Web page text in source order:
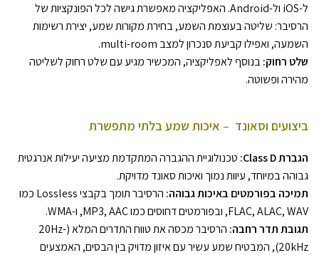
ל-iOS ול-Android. האפליקציה מאפשרת גישה לכל הפונקציות של
הרסיבר: שליטה בעוצמת השמע, בחירת מקורות שמע, יצירת רשימות
השמעה, ואפילו קביעת סנכרון למצב multi-room.
שלט רחוק:בנוסף לאפליקציה, המכשיר מגיע עם שלט רחוק לשליטה
מהירה ופשוטה.
ביצועים וסאונד – איכות שמע בלתי מתפשרת
הגברת Class D:
טכנולוגיית ההגברה המתקדמת מציעה יעילות אנרגטית
גבוהה במיוחד, עיוות נמוך ואיכות סאונד מדויקת.
תמיכה בפורמטים באיכות גבוהה:
הרסיבר תומך בקבצי Lossless כמו
FLAC, ALAC, WAV, ובפורמטים דחוסים כמו MP3, AAC, ו-WMA.
תגובת תדר רחבה:
הרסיבר מכסה את טווח התדרים המלא (20Hz-
20kHz), המבטיח שמע עשיר עם איזון מדויק בין הבסים, האמצעים